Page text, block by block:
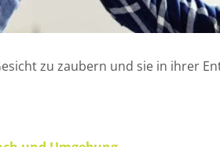
zu zaubern und sie in ihrer